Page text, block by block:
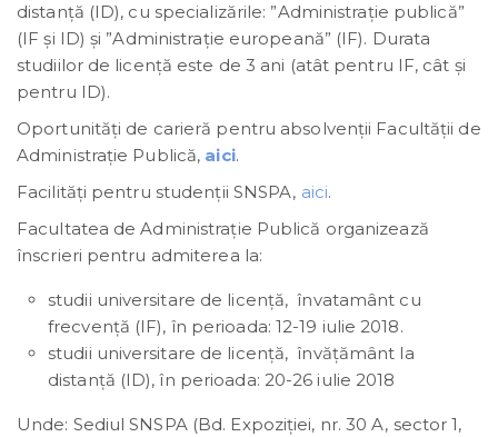
distanță (ID), cu specializările: ”Administrație publică”
(IF și ID) și ”Administrație europeană” (IF). Durata
studiilor de licență este de 3 ani (atât pentru IF, cât și
pentru ID).
Oportunităţi de carieră pentru absolvenţii Facultăţii de
Administrație Publică, aici.
Facilităţi pentru studenţii SNSPA, aici.
Facultatea de Administrație Publică organizează
înscrieri pentru admiterea la:
studii universitare de licenţă, învatamânt cu
frecvenţă (IF), în perioada: 12-19 iulie 2018.
studii universitare de licenţă, învăţământ la
distanţă (ID), în perioada: 20-26 iulie 2018
Unde: Sediul SNSPA (Bd. Expoziţiei, nr. 30 A, sector 1,